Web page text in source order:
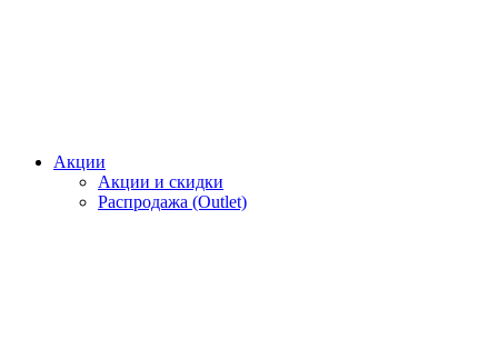
Акции
Акции и скидки
Распродажа (Outlet)